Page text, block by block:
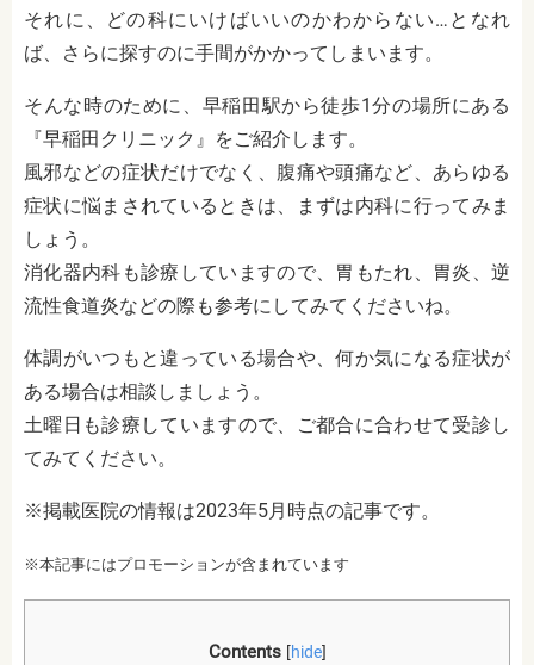
それに、どの科にいけばいいのかわからない…となれ
ば、さらに探すのに手間がかかってしまいます。
そんな時のために、早稲田駅から徒歩1分の場所にある
『早稲田クリニック』をご紹介します。
風邪などの症状だけでなく、腹痛や頭痛など、あらゆる
症状に悩まされているときは、まずは内科に行ってみま
しょう。
消化器内科も診療していますので、胃もたれ、胃炎、逆
流性食道炎などの際も参考にしてみてくださいね。
体調がいつもと違っている場合や、何か気になる症状が
ある場合は相談しましょう。
土曜日も診療していますので、ご都合に合わせて受診し
てみてください。
※掲載医院の情報は2023年5月時点の記事です。
※本記事にはプロモーションが含まれています
Contents [hide]